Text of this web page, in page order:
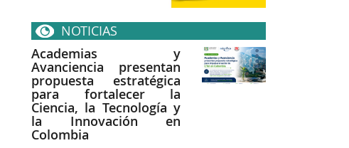
NOTICIAS
Academias y
Avanciencia presentan
propuesta estratégica
para fortalecer la
Ciencia, la Tecnología y
la Innovación en
Colombia